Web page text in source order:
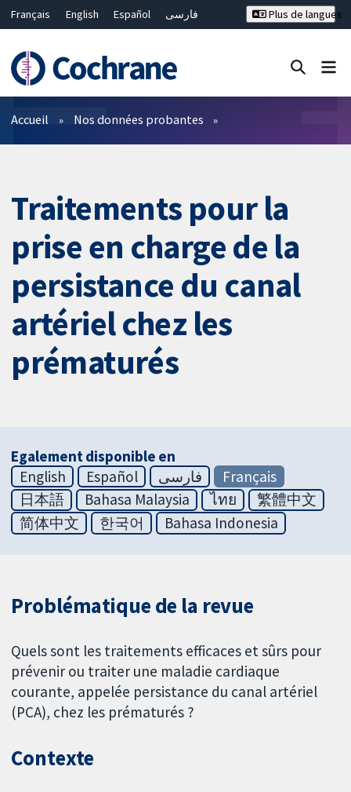
Français English Español
فارسی
Bahasa Malaysia
ไทย
繁體中文
简体中文
Plus de langues
Filtres
Accueil Nos données probantes
Traitements pour la
prise en charge de la
persistance du canal
artériel chez les
prématurés
Egalement disponible en
English
Español فارسی
Français
日本語
Bahasa Malaysia ไทย
繁體中文
简体中文
한국어 Bahasa Indonesia
Problématique de la revue
Quels sont les traitements efficaces et sûrs pour
prévenir ou traiter une maladie cardiaque
courante, appelée persistance du canal artériel
(PCA), chez les prématurés ?
Contexte